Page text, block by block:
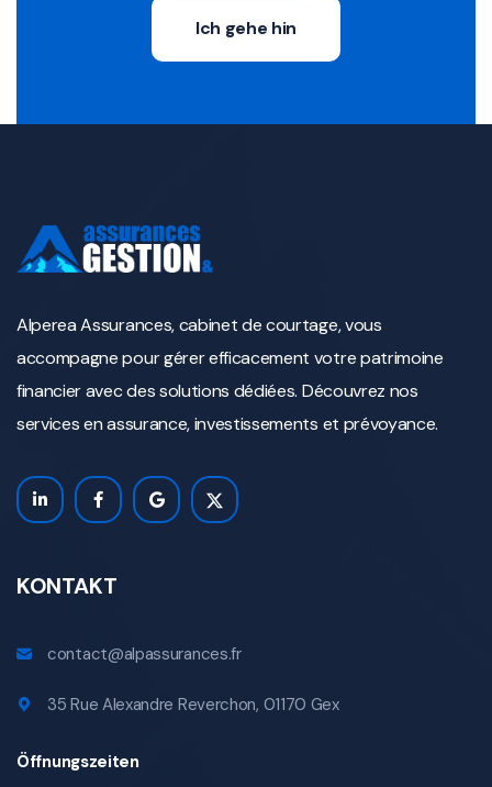
Ich gehe hin
Alperea Assurances, cabinet de courtage, vous
accompagne pour gérer efficacement votre patrimoine
financier avec des solutions dédiées. Découvrez nos
services en assurance, investissements et prévoyance.
KONTAKT
contact@alpassurances.fr
35 Rue Alexandre Reverchon, 01170 Gex
Öffnungszeiten